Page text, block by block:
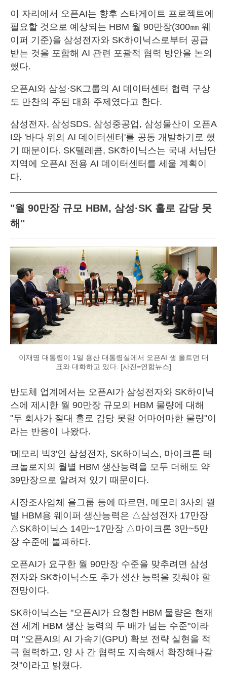
이 자리에서 오픈AI는 향후 스타게이트 프로젝트에
필요할 것으로 예상되는 HBM 월 90만장(300㎜ 웨
이퍼 기준)을 삼성전자와 SK하이닉스로부터 공급
받는 것을 포함해 AI 관련 포괄적 협력 방안을 논의
했다.
오픈AI와 삼성·SK그룹의 AI 데이터센터 협력 구상
도 만찬의 주된 대화 주제였다고 한다.
삼성전자, 삼성SDS, 삼성중공업, 삼성물산이 오픈A
I와 '바다 위의 AI 데이터센터'를 공동 개발하기로 했
기 때문이다. SK텔레콤, SK하이닉스는 국내 서남단
지역에 오픈AI 전용 AI 데이터센터를 세울 계획이
다.
"월 90만장 규모 HBM, 삼성·SK 홀로 감당 못
해"
이재명 대통령이 1일 용산 대통령실에서 오픈AI 샘 올트먼 대
표와 대화하고 있다. [사진=연합뉴스]
반도체 업계에서는 오픈AI가 삼성전자와 SK하이닉
스에 제시한 월 90만장 규모의 HBM 물량에 대해
"두 회사가 절대 홀로 감당 못할 어마어마한 물량"이
라는 반응이 나왔다.
'메모리 빅3'인 삼성전자, SK하이닉스, 마이크론 테
크놀로지의 월별 HBM 생산능력을 모두 더해도 약
39만장으로 알려져 있기 때문이다.
시장조사업체 욜그룹 등에 따르면, 메모리 3사의 월
별 HBM용 웨이퍼 생산능력은 △삼성전자 17만장
△SK하이닉스 14만~17만장 △마이크론 3만~5만
장 수준에 불과하다.
오픈AI가 요구한 월 90만장 수준을 맞추려면 삼성
전자와 SK하이닉스도 추가 생산 능력을 갖춰야 할
전망이다.
SK하이닉스는 "오픈AI가 요청한 HBM 물량은 현재
전 세계 HBM 생산 능력의 두 배가 넘는 수준"이라
며 "오픈AI의 AI 가속기(GPU) 확보 전략 실현을 적
극 협력하고, 양 사 간 협력도 지속해서 확장해나갈
것"이라고 밝혔다.